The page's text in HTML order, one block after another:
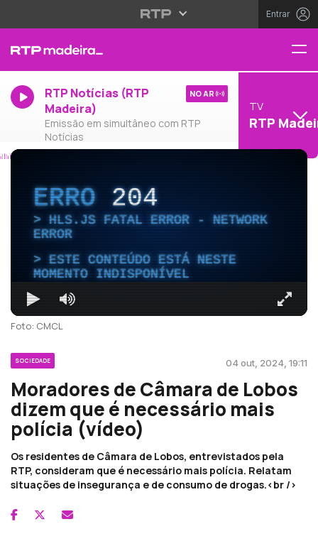
Entrar
RTP Notícias (RTP
Madeira)
Emissão em simultâneo com RTP
Notícias
NO AR
TV
RTP
ERRO204
HLS.JS FATAL ERROR - NETWORK
ERROR
ESTE CONTEÚDO ESTÁ NESTE
MOMENTO INDISPONÍVEL
Foto: CMCL
SOCIEDADE 04 out, 2024, 19:11
Moradores de Câmara de Lobos
dizem que é necessário mais
polícia (vídeo)
Os residentes de Câmara de Lobos, entrevistados pela
RTP, consideram que é necessário mais polícia. Relatam
situações de insegurança e de consumo de drogas.<br />